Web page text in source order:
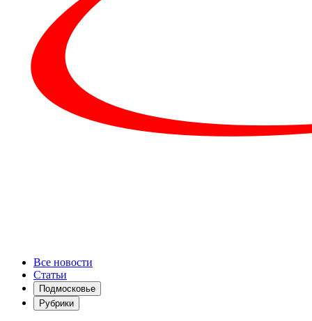
Все новости
Статьи
Подмосковье
Рубрики